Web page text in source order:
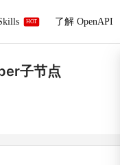
HOT 了解 OpenAPI
子节点